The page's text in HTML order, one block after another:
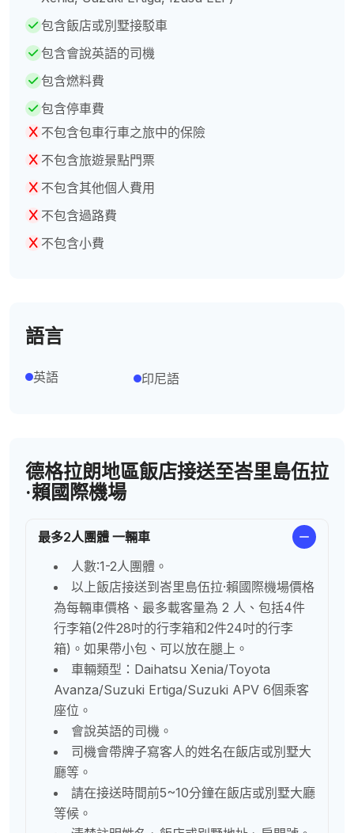
包含飯店或別墅接駁車
包含會說英語的司機
包含燃料費
包含停車費
不包含包車行車之旅中的保險
不包含旅遊景點門票
不包含其他個人費用
不包含過路費
不包含小費
語言
英語 印尼語
德格拉朗地區飯店接送至峇里島伍拉
·賴國際機場
最多2人團體 一輛車
人數:1-2人團體。
以上飯店接送到峇里島伍拉·賴國際機場價格
為每輛車價格、最多載客量為 2 人、包括4件
行李箱(2件28吋的行李箱和2件24吋的行李
箱)。如果帶小包、可以放在腿上。
車輛類型：Daihatsu Xenia/Toyota
Avanza/Suzuki Ertiga/Suzuki APV 6個乘客
座位。
會說英語的司機。
司機會帶牌子寫客人的姓名在飯店或別墅大
廳等 。
請在接送時間前5~10分鐘在飯店或別墅大廳
等候。